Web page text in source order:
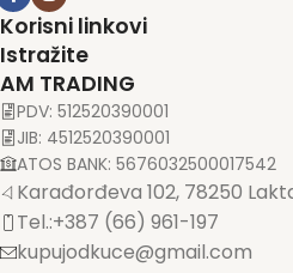
Korisni linkovi
Istražite
AM TRADING
PDV: 512520390001
JIB: 4512520390001
ATOS BANK: 5676032500017542
Karađorđeva 102, 78250
Tel.:+387 (66) 961-197
kupujodkuce@gmail.com